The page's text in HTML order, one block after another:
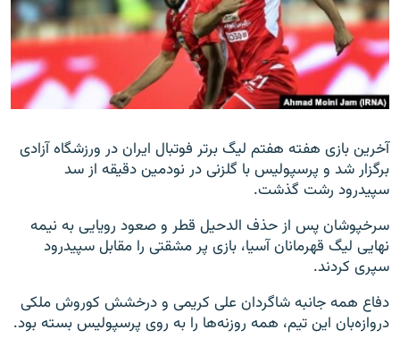
به ما بپیوندید
آخرین بازی هفته هفتم لیگ برتر فوتبال ایران در ورزشگاه آزادی
برگزار شد و پرسپولیس با گلزنی در نودمین دقیقه از سد
سپیدرود رشت گذشت.
سرخپوشان پس از حذف الدحیل قطر و صعود رویایی به نیمه
نهایی لیگ قهرمانان آسیا، بازی پر مشقتی را مقابل سپیدرود
سپری کردند.
دفاع همه جانبه شاگردان علی کریمی و درخشش کوروش ملکی
دروازه‌بان این تیم، همه روزنه‌ها را به روی پرسپولیس بسته بود.